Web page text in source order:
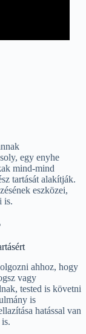
egy enyhe
mind-mind
tartását alakítják.
eszközei,
is.
ahhoz, hogy
vagy
tested is követni
is
hatással van